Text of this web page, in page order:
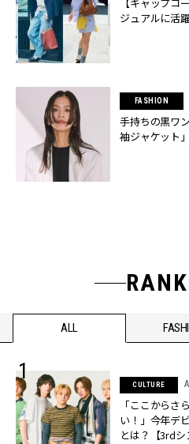
【キャップコ
ジュアルに活
FASHION
手持ちの黒ワ
袖ジャケット
ALL
CULTURE
「ここからさ
い！」今年デ
とは？【3rd